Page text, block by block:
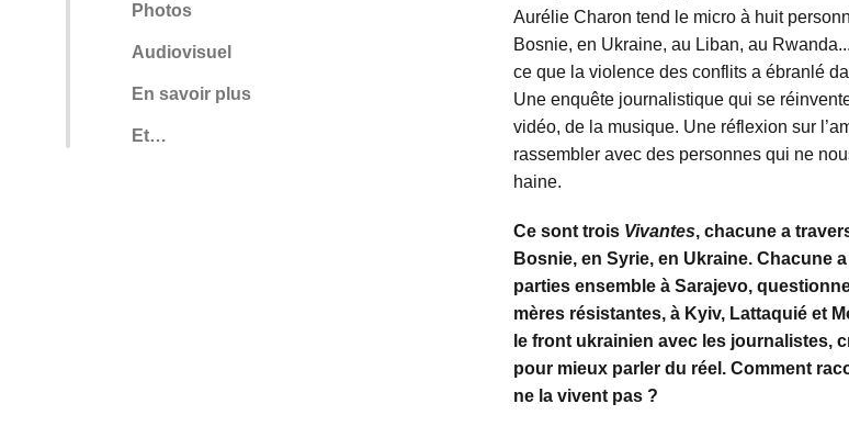
Photos
Audiovisuel
En savoir plus
Et…
Aurélie Charon tend le micro à huit
Bosnie, en Ukraine, au Liban, au
ce que la violence des conflits a ébranlé
Une enquête journalistique qui se
vidéo, de la musique. Une réflexion sur
rassembler avec des personnes qui ne
haine.
Ce sont trois Vivantes, chacune a
Bosnie, en Syrie, en Ukraine. Chacune
parties ensemble à Sarajevo,
mères résistantes, à Kyiv, Lattaquié et
le front ukrainien avec les journalistes,
pour mieux parler du réel. Comment
ne la vivent pas ?